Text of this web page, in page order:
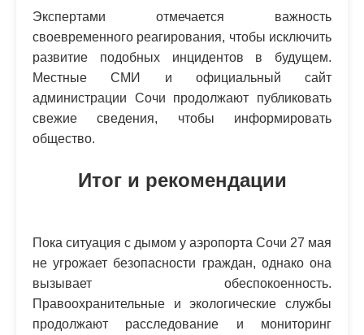
Экспертами отмечается важность
своевременного реагирования, чтобы исключить
развитие подобных инцидентов в будущем.
Местные СМИ и официальный сайт
администрации Сочи продолжают публиковать
свежие сведения, чтобы информировать
общество.
Итог и рекомендации
Пока ситуация с дымом у аэропорта Сочи 27 мая
не угрожает безопасности граждан, однако она
вызывает обеспокоенность.
Правоохранительные и экологические службы
продолжают расследование и мониторинг